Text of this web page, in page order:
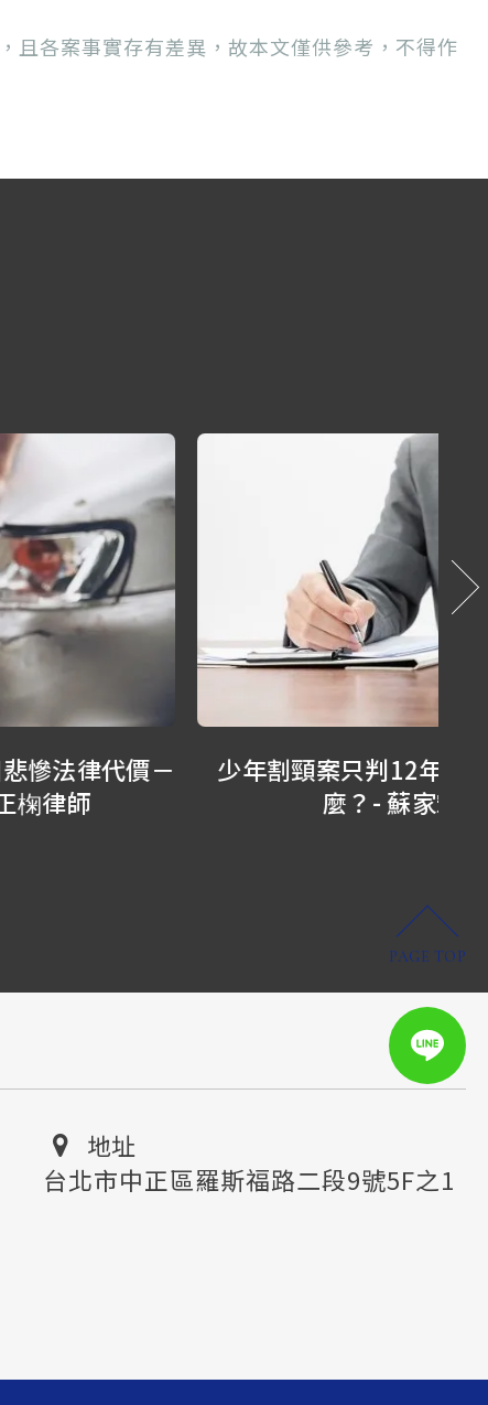
且各案事實存有差異，故本文僅供參考，不得作
少年割頸案只判12年？我們還能做什
地址
台北市中正區羅斯福路二段9號5F之1
PAGE TOP